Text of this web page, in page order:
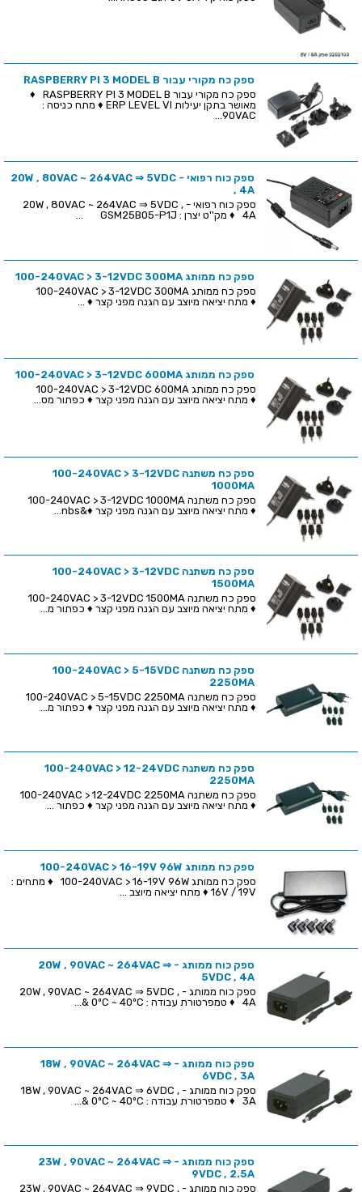
ספק כח מקורי עבור RASPBERRY PI 3 MODEL B
ספק כח מקורי עבור RASPBERRY PI 3 MODEL B ♦
מאושר בתקן יעילות ERP LEVEL VI ♦ מתח כניסה :
90VAC...
ספק כוח רפואי - 20W , 80VAC ~ 264VAC ⇒ 5VDC
, 4A
ספק כוח רפואי - 20W , 80VAC ~ 264VAC ⇒ 5VDC ,
4A ♦ מק''ט יצרן : GSM25B05-P1J ...
ספק כח ממותג 100-240VAC > 3-12VDC 300MA
♦ מתח יציאה מיוצב עם הגנה מפני קצר ♦ ...
ספק כח ממותג 100-240VAC > 3-12VDC 600MA
♦ מתח יציאה מיוצב עם הגנה מפני קצר ♦ כפתור מס...
ספק כח משתנה 100-240VAC > 3-12VDC
1000MA
♦ מתח יציאה מיוצב עם הגנה מפני קצר ♦&nbs...
ספק כח משתנה 100-240VAC > 3-12VDC
1500MA
♦ מתח יציאה מיוצב עם הגנה מפני קצר ♦ כפתור מ...
ספק כח משתנה 100-240VAC > 5-15VDC
2250MA
♦ מתח יציאה מיוצב עם הגנה מפני קצר ♦ כפתור מ...
ספק כח משתנה 100-240VAC > 12-24VDC
2250MA
♦ מתח יציאה מיוצב עם הגנה מפני קצר ♦ כפתור ...
ספק כח ממותג 100-240VAC > 16-19V 96W
ספק כח ממותג 100-240VAC > 16-19V 96W ♦ מתחים :
16V / 19V ♦ מתח יציאה מיוצב ...
ספק כוח ממותג - 20W , 90VAC ~ 264VAC ⇒
5VDC , 4A
ספק כוח ממותג - 20W , 90VAC ~ 264VAC ⇒ 5VDC ,
4A ♦ טמפרטורת עבודה : 0ºC ~ 40ºC &...
ספק כוח ממותג - 18W , 90VAC ~ 264VAC ⇒
6VDC , 3A
ספק כוח ממותג - 18W , 90VAC ~ 264VAC ⇒ 6VDC ,
3A ♦ טמפרטורת עבודה : 0ºC ~ 40ºC &...
ספק כוח ממותג - 23W , 90VAC ~ 264VAC ⇒
9VDC , 2.5A
ספק כוח ממותג - 23W , 90VAC ~ 264VAC ⇒ 9VDC ,